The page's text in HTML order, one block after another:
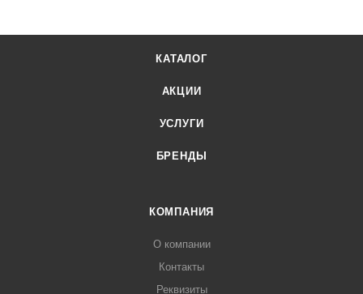
КАТАЛОГ
АКЦИИ
УСЛУГИ
БРЕНДЫ
КОМПАНИЯ
О компании
Контакты
Реквизиты